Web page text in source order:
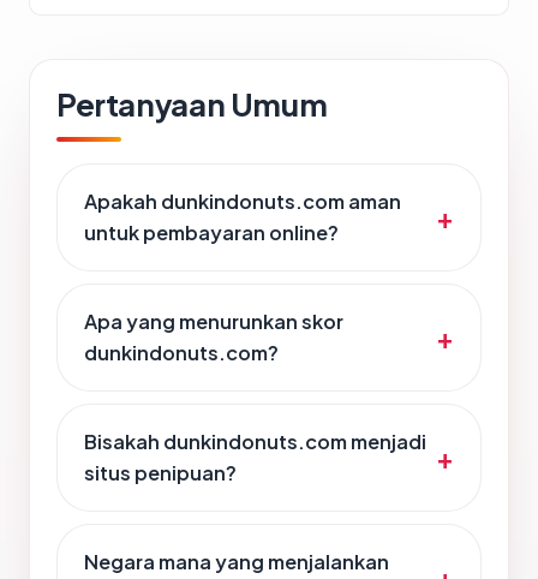
Pertanyaan Umum
Apakah dunkindonuts.com aman
untuk pembayaran online?
Apa yang menurunkan skor
dunkindonuts.com?
Bisakah dunkindonuts.com menjadi
situs penipuan?
Negara mana yang menjalankan